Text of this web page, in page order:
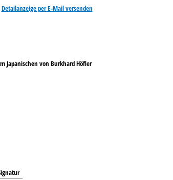
Detailanzeige per E-Mail versenden
Japanischen von Burkhard Höfler